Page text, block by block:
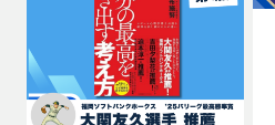
からご覧ください。・
言語化で生じる再現
性・何にフォーカスす